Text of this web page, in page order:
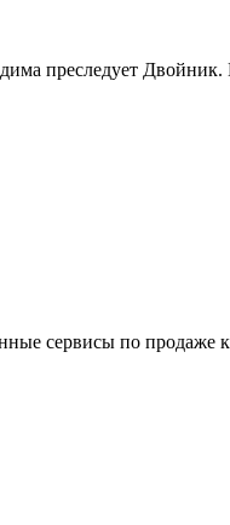
преследует
сервисы по продаже